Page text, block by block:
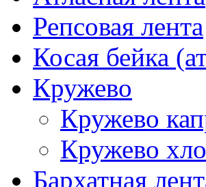
Репсовая лента
Косая бейка
Кружево
Кружево
Кружево
Бархатная